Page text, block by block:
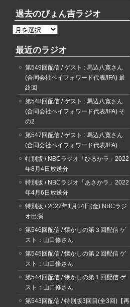
過去のぴょん吉ラジオ
過
の
最近のラジオ
第549回配信 / ゲスト : 馬込八寛さん
(合同会社ペイフォワード代表/IFA) 最
終回
第548回配信 / ゲスト : 馬込八寛さん
(合同会社ペイフォワード代表/IFA) そ
の2
第547回配信 / ゲスト : 馬込八寛さん
(合同会社ペイフォワード代表/IFA)
特別版 / NBCラジオ「ひるかラ」2022
年8月4日放送分
特別版 / NBCラジオ「あさかラ」2022
年4月6日放送分
特別版 / 2022年1月14日(金) NBCラジ
オ出演
第546回配信 / 懐かしの第３回配信 ゲ
スト：山口修さん
第545回配信 / 懐かしの第２回配信 ゲ
スト：山口修さん
第544回配信 / 懐かしの第１回配信 ゲ
スト：山口修さん
第543回配信 / 特別版3回目(全3回)【再